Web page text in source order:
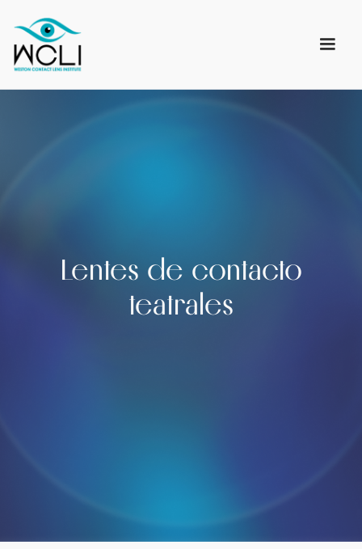
Lentes de contacto
teatrales